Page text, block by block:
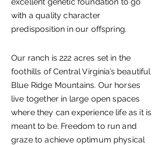
with a quality character
predisposition in our offspring.
Our ranch is 222 acres set in the
foothills of Central Virginia’s beautiful
Blue Ridge Mountains. Our horses
live together in large open spaces
where they can experience life as it is
meant to be. Freedom to run and
graze to achieve optimum physical